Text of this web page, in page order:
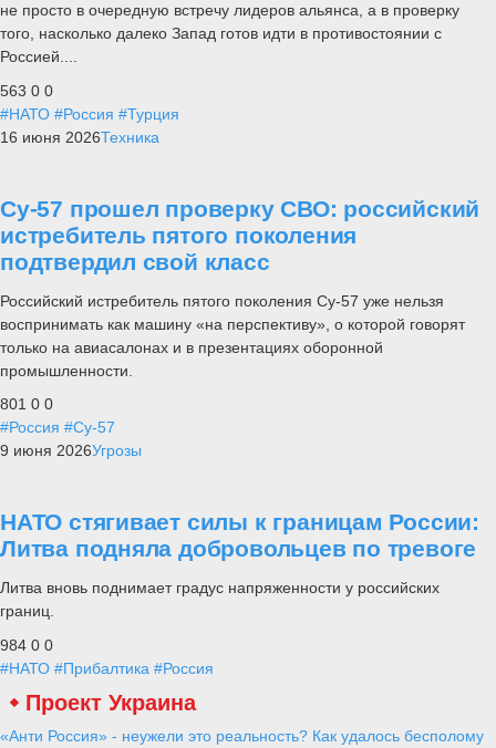
не просто в очередную встречу лидеров альянса, а в проверку
того, насколько далеко Запад готов идти в противостоянии с
Россией....
563 0 0
#НАТО #Россия #Турция
16 июня 2026Техника
Су-57 прошел проверку СВО: российский
истребитель пятого поколения
подтвердил свой класс
Российский истребитель пятого поколения Су-57 уже нельзя
воспринимать как машину «на перспективу», о которой говорят
только на авиасалонах и в презентациях оборонной
промышленности.
801 0 0
#Россия #Су-57
9 июня 2026Угрозы
НАТО стягивает силы к границам России:
Литва подняла добровольцев по тревоге
Литва вновь поднимает градус напряженности у российских
границ.
984 0 0
#НАТО #Прибалтика #Россия
Проект Украина
«Анти Россия» - неужели это реальность? Как удалось бесполому